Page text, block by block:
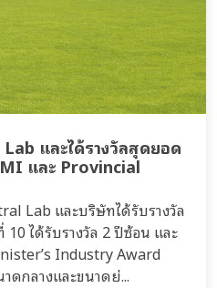
และได้รางวัลสุดยอด
และ Provincial
Lab และบริษัทได้รับรางวัล
ได้รับรางวัล 2 ปีซ้อน และ
Industry Award
ดกลางและขนาดย่...